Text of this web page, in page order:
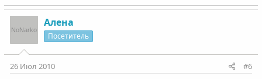
Алена
Посетитель
26 Июл 2010 #6